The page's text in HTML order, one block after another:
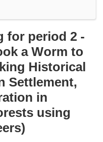
for period 2 -
a Worm to
Historical
Settlement,
in
using